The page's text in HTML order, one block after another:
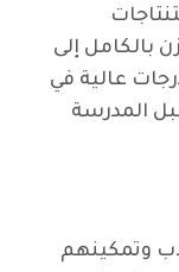
بالكامل إلى
عالية في
المدرسة
وتمكينهم